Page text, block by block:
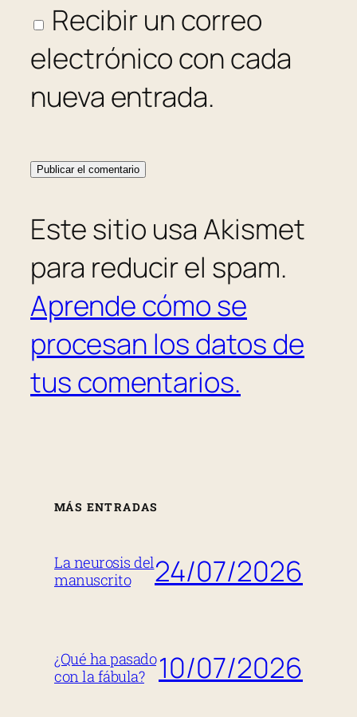
Recibir un correo
electrónico con cada
nueva entrada.
Este sitio usa Akismet
para reducir el spam.
Aprende cómo se
procesan los datos de
tus comentarios.
MÁS ENTRADAS
La neurosis del
manuscrito
24/07/2026
¿Qué ha pasado
con la fábula?
10/07/2026